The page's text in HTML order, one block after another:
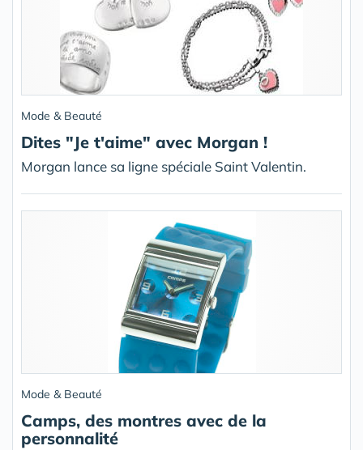
Mode & Beauté
Dites "Je t'aime" avec Morgan !
Morgan lance sa ligne spéciale Saint Valentin.
Mode & Beauté
Camps, des montres avec de la
personnalité